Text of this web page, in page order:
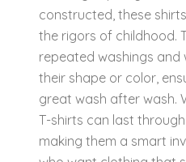
constructed, these
the rigors of childhood.
repeated washings and
their shape or color,
great wash after wash.
T-shirts can last
making them a smart